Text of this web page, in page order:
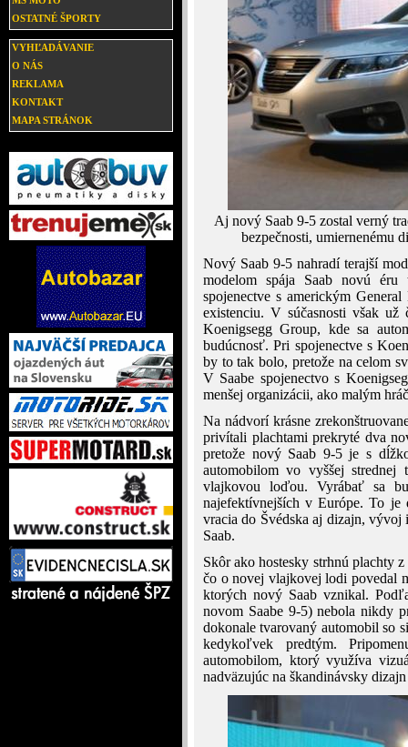
OSTATNÉ ŠPORTY
VYHĽADÁVANIE
O NÁS
REKLAMA
KONTAKT
MAPA STRÁNOK
Aj nový Saab 9-5 zostal verný
bezpečnosti, umiernenému
Nový Saab 9-5 nahradí terajší
modelom spája Saab novú
spojenectve s americkým
existenciu. V súčasnosti však
Koenigsegg Group, kde sa
budúcnosť. Pri spojenectve s
by to tak bolo, pretože na celom
V Saabe spojenectvo s
menšej organizácii, ako malým
Na nádvorí krásne
privítali plachtami prekryté dva
pretože nový Saab 9-5 je s
automobilom vo vyššej
vlajkovou loďou. Vyrábať sa
najefektívnejších v Európe. To je
vracia do Švédska aj dizajn,
Saab.
Skôr ako hostesky strhnú plachty
čo o novej vlajkovej lodi povedal
ktorých nový Saab vznikal.
novom Saabe 9-5) nebola nikdy
dokonale tvarovaný automobil so
kedykoľvek predtým.
automobilom, ktorý využíva
nadväzujúc na škandinávsky